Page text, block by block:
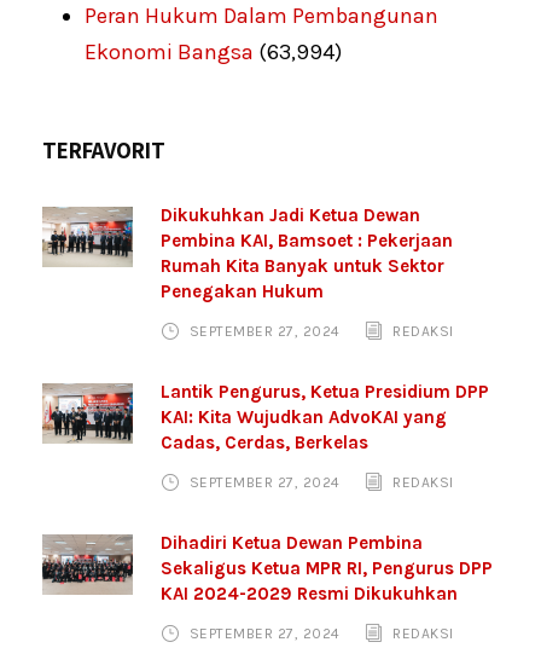
Peran Hukum Dalam Pembangunan
Ekonomi Bangsa (63,994)
TERFAVORIT
Dikukuhkan Jadi Ketua Dewan
Pembina KAI, Bamsoet : Pekerjaan
Rumah Kita Banyak untuk Sektor
Penegakan Hukum
SEPTEMBER 27, 2024 REDAKSI
Lantik Pengurus, Ketua Presidium DPP
KAI: Kita Wujudkan AdvoKAI yang
Cadas, Cerdas, Berkelas
SEPTEMBER 27, 2024 REDAKSI
Dihadiri Ketua Dewan Pembina
Sekaligus Ketua MPR RI, Pengurus DPP
KAI 2024-2029 Resmi Dikukuhkan
SEPTEMBER 27, 2024 REDAKSI